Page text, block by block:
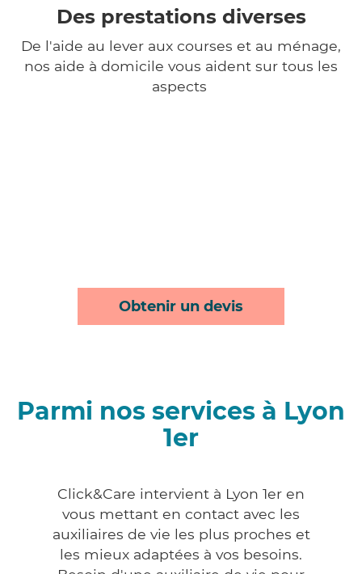
Des prestations diverses
De l'aide au lever aux courses et au ménage,
nos aide à domicile vous aident sur tous les
aspects
Obtenir un devis
Parmi nos services à Lyon
1er
Click&Care intervient à Lyon 1er en
vous mettant en contact avec les
auxiliaires de vie les plus proches et
les mieux adaptées à vos besoins.